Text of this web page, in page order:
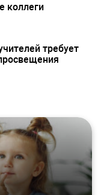
коллеги
требует